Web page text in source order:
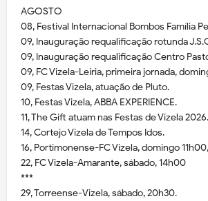
AGOSTO
08, Festival Internacional Bombos Família
09, Inauguração requalificação rotunda
09, Inauguração requalificação Centro
09, FC Vizela-Leiria, primeira jornada,
09, Festas Vizela, atuação de Pluto.
10, Festas Vizela, ABBA EXPERIENCE.
11, The Gift atuam nas Festas de Vizela 2026.
14, Cortejo Vizela de Tempos Idos.
16, Portimonense-FC Vizela, domingo 11h00,
22, FC Vizela-Amarante, sábado, 14h00
***
29, Torreense-Vizela, sábado, 20h30.